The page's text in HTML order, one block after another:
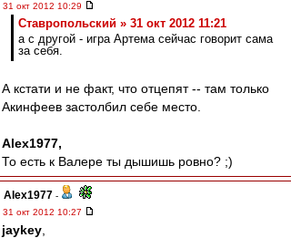
31 окт 2012 10:29
Ставропольский » 31 окт 2012 11:21
а с другой - игра Артема сейчас говорит сама
за себя.
А кстати и не факт, что отцепят -- там только
Акинфеев застолбил себе место.
Alex1977,
То есть к Валере ты дышишь ровно? ;)
Alex1977 -
31 окт 2012 10:27
jaykey